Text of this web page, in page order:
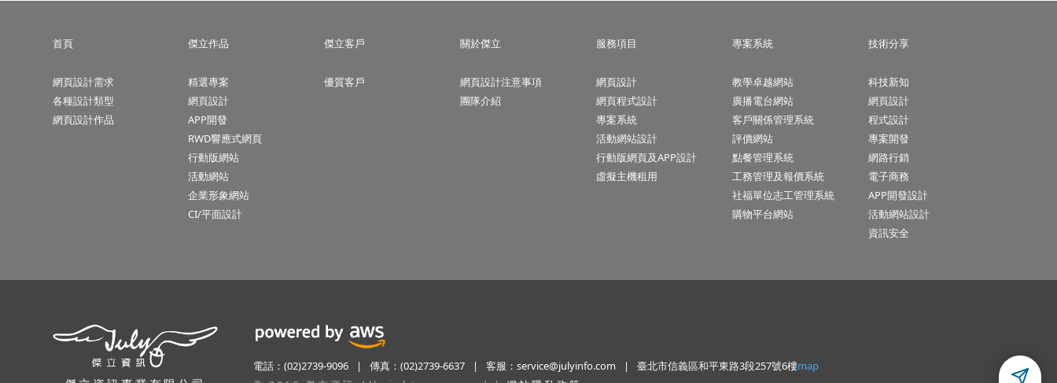
隱私權聲明
本公司關心使用者隱私權與個人資訊,並遵守本公司
首頁
網頁設計需求
各種設計類型
網頁設計作品
傑立作品
精選專案
網頁設計
APP開發
RWD響應式網頁
行動版網站
活動網站
企業形象網站
CI/平面設計
傑立客戶
優質客戶
關於傑立
網頁設計注意事項
團隊介紹
服務項目
網頁設計
網頁程式設計
專案系統
活動網站設計
行動版網頁及APP設計
虛擬主機租用
專案系統
教學卓越網站
廣播電台網站
客戶關係管理系統
評價網站
點餐管理系統
工務管理及報價系統
社福單位志工管理系統
購物平台網站
技術分享
科技新知
網頁設計
程式設計
專案開發
網路行銷
電子商務
APP開發設計
活動網站設計
資訊安全
電話：(02)2739-9096 | 傳真：(02)2739-6637 | 客服： service@julyinfo.com | 臺北市信義區和平東路3段257號6樓map